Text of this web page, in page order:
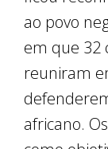
ao povo
em que 32
reuniram
africano.